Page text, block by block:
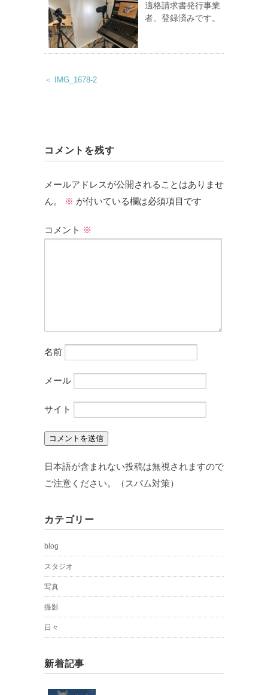
適格請求書発行事業
者、登録済みです。
＜ IMG_1678-2
コメントを残す
メールアドレスが公開されることはありませ
ん。
※ が付いている欄は必須項目です
コメント ※
名前
メール
サイト
日本語が含まれない投稿は無視されますので
ご注意ください。（スパム対策）
カテゴリー
blog
スタジオ
写真
撮影
日々
新着記事